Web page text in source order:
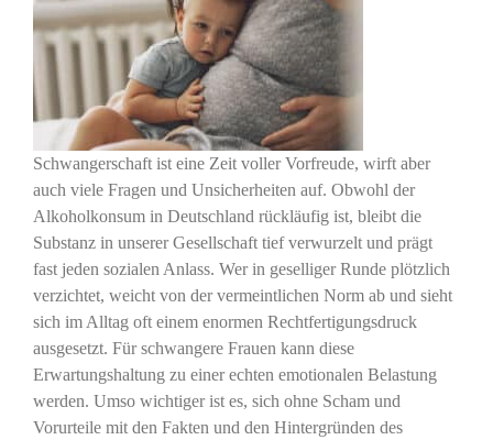
Schwangerschaft ist eine Zeit voller Vorfreude, wirft aber
auch viele Fragen und Unsicherheiten auf. Obwohl der
Alkoholkonsum in Deutschland rückläufig ist, bleibt die
Substanz in unserer Gesellschaft tief verwurzelt und prägt
fast jeden sozialen Anlass. Wer in geselliger Runde plötzlich
verzichtet, weicht von der vermeintlichen Norm ab und sieht
sich im Alltag oft einem enormen Rechtfertigungsdruck
ausgesetzt. Für schwangere Frauen kann diese
Erwartungshaltung zu einer echten emotionalen Belastung
werden. Umso wichtiger ist es, sich ohne Scham und
Vorurteile mit den Fakten und den Hintergründen des